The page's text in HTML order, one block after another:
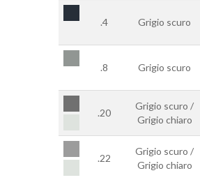
.4 Grigio scuro
.8 Grigio scuro
.20
Grigio scuro /
Grigio chiaro
.22
Grigio scuro /
Grigio chiaro